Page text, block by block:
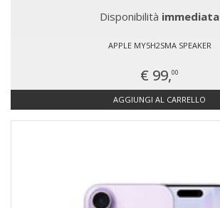
Disponibilità immediata
APPLE MY5H2SMA SPEAKER
€ 99,00
AGGIUNGI AL CARRELLO